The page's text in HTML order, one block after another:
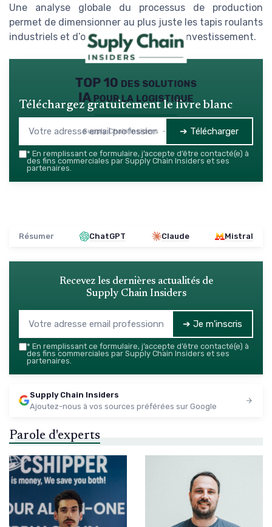
Une analyse globale du processus de production
permet de dimensionner au plus juste les tapis roulants
industriels et d’optimiser le retour sur investissement.
TOP 10 des solutions
IA pour la logistique
Supply Chain Insiders — 2026
Téléchargez gratuitement le livre blanc
➔ Télécharger
* En remplissant ce formulaire, j’accepte d’être contacté(e) à
des fins commerciales par Supply Chain Insiders et ses
partenaires.
Résumer ChatGPT Claude Mistral
Recevez les dernières actualités de
Supply Chain Insiders
➔ Je m'inscris
* En remplissant ce formulaire, j’accepte d’être contacté(e) à
des fins commerciales par Supply Chain Insiders et ses
partenaires.
Supply Chain Insiders
Ajoutez-nous à vos sources préférées sur Google
Parole d'experts